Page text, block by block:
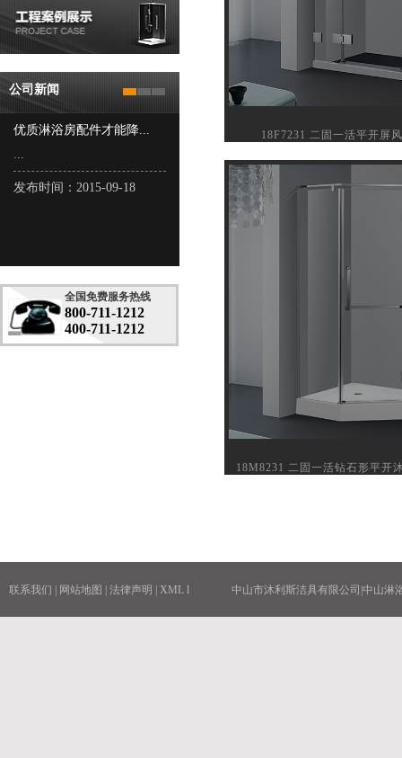
公司新闻
优质淋浴房配件才能降...
发布时间：2015-09-18
全国免费服务热线
800-711-1212
400-711-1212
18F7231 二固一活平开屏风
18M8231 二固一活钻石形平开
联系我们 | 网站地图 | 法律声明 | XML l 中山市沐利斯洁具有限公司|中山淋